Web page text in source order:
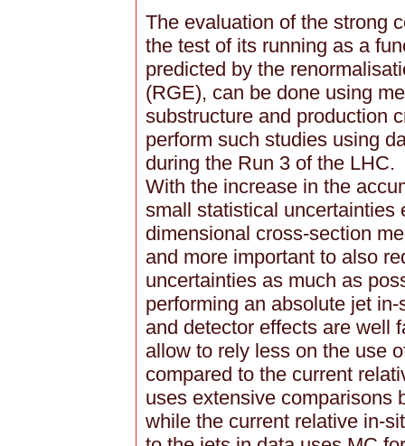
The evaluation of the strong
the test of its running as a
predicted by the
(RGE), can be done using
substructure and production
perform such studies using
during the Run 3 of the LHC.
With the increase in the
small statistical uncertainties
dimensional cross-section
and more important to also
uncertainties as much as
performing an absolute jet
and detector effects are well
allow to rely less on the use
compared to the current
uses extensive comparisons
while the current relative in-